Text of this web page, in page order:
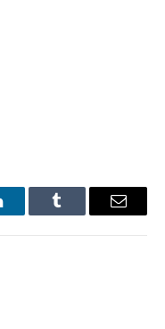
Tumblr Email